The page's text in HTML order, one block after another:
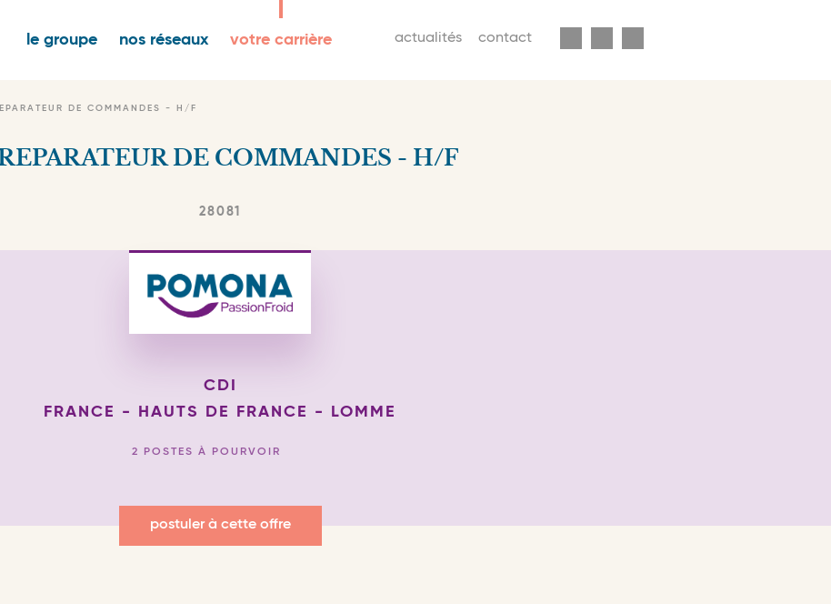
le groupe nos réseaux votre carrière
Menu
secondaire
actualités contact
DE COMMANDES - H/F
DE COMMANDES - H/F
28081
CDI
FRANCE - HAUTS DE FRANCE - LOMME
2 POSTES À POURVOIR
postuler à cette offre